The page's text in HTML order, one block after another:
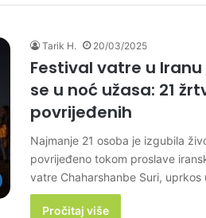
Tarik H. 20/03/2025
Festival vatre u
se u noć užasa: 21
povrijeđenih
Najmanje 21 osoba je izgubila
povrijeđeno tokom proslave
vatre Chaharshanbe Suri,
Pročitaj više